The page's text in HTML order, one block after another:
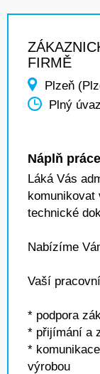
FIRMĚ
Plzeň
Plný
Náplň práce
Láká Vás
komunikovat
technické
Nabízíme
Vaší
* podpora
* přijímání a
*
výrobou